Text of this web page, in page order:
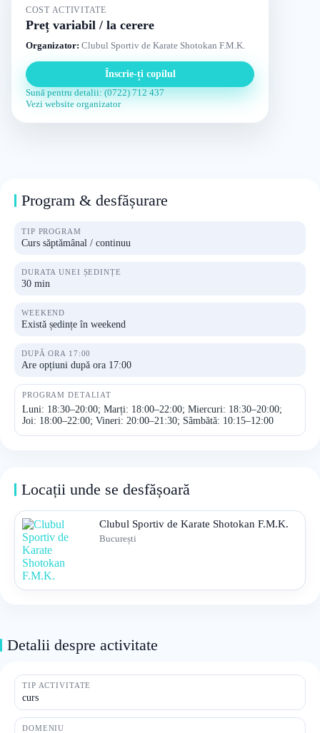
COST ACTIVITATE
Preț variabil / la cerere
Organizator: Clubul Sportiv de Karate Shotokan F.M.K.
Înscrie-ți copilul
Sună pentru detalii: (0722) 712 437
Vezi website organizator
Program & desfășurare
TIP PROGRAM
Curs săptămânal / continuu
DURATA UNEI ȘEDINȚE
30 min
WEEKEND
Există ședințe în weekend
DUPĂ ORA 17:00
Are opțiuni după ora 17:00
PROGRAM DETALIAT
Luni: 18:30–20:00; Marți: 18:00–22:00; Miercuri: 18:30–20:00;
Joi: 18:00–22:00; Vineri: 20:00–21:30; Sâmbătă: 10:15–12:00
Locații unde se desfășoară
Clubul Sportiv de Karate Shotokan F.M.K.
București
Detalii despre activitate
TIP ACTIVITATE
curs
DOMENIU